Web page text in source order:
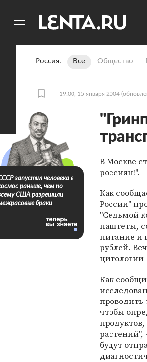
Россия Все Общество
19:00, 15 января 2004
В Москве
россиян!".
Как
России"
"Седьмой
паштеты,
питание и
рублей.
цитологии
Как
проводить
чтобы
растений",
будут
запустил человека в
раньше, чем по
США разрешили
браки